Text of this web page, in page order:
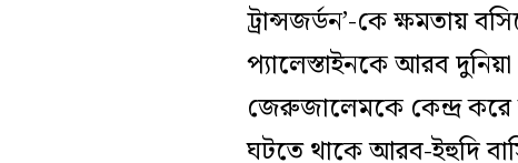
ট্রান্সজর্ডন’-কে ক্ষমতায়
প্যালেস্তাইনকে আরব
জেরুজালেমকে কেন্দ্র
ঘটতে থাকে আরব-ইহুদি